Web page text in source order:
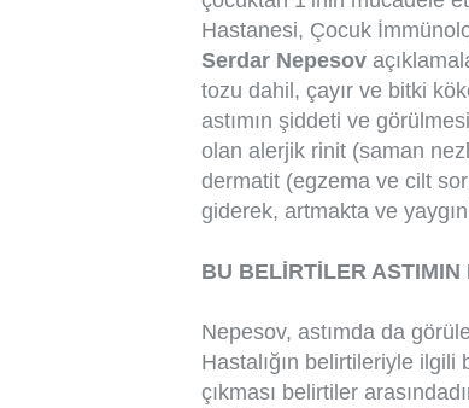
Hastanesi, Çocuk
Serdar Nepesov
tozu dahil, çayır ve bitki
astımın şiddeti ve
olan alerjik rinit (saman
dermatit (egzema ve cilt
giderek, artmakta ve
BU BELİRTİLER
Nepesov, astımda da
Hastalığın belirtileriyle ilgili
çıkması belirtiler